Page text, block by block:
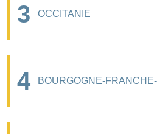
3 OCCITANIE
4 BOURGOGNE-